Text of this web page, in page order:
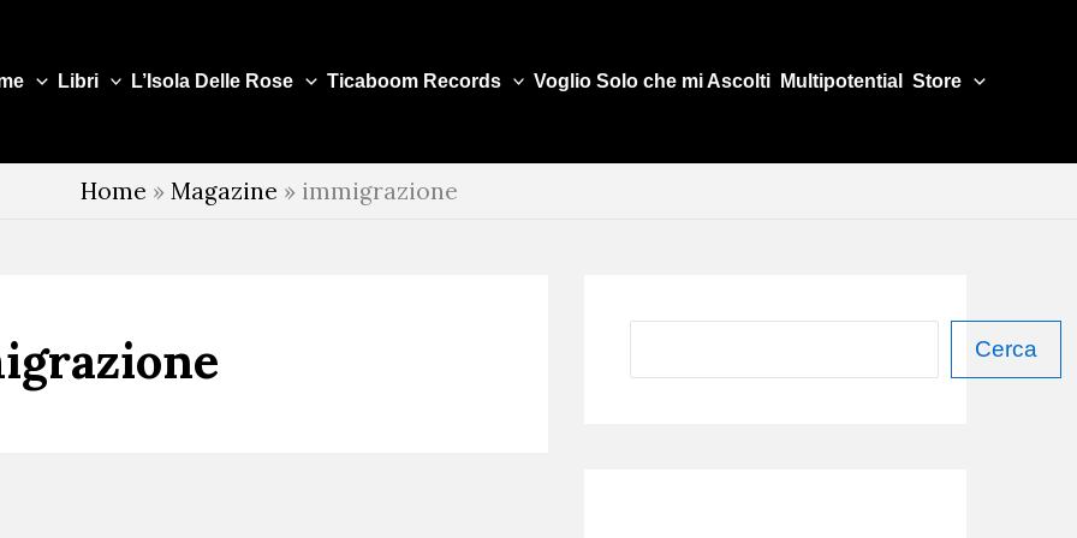
Libri L’Isola Delle Rose Ticaboom Records Voglio Solo che mi Ascolti Multipotential Store
Home » Magazine » immigrazione
e
Cerca